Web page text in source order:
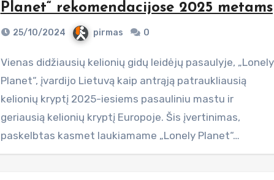
Planet“ rekomendacijose 2025 metams
25/10/2024 pirmas 0
Vienas didžiausių kelionių gidų leidėjų pasaulyje, „Lonely
Planet“, įvardijo Lietuvą kaip antrąją patraukliausią
kelionių kryptį 2025-iesiems pasauliniu mastu ir
geriausią kelionių kryptį Europoje. Šis įvertinimas,
paskelbtas kasmet laukiamame „Lonely Planet“…